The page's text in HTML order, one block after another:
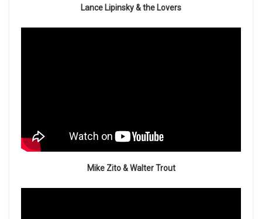
Lance Lipinsky & the Lovers
Mike Zito & Walter Trout